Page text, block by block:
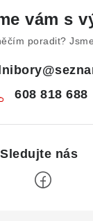
vám s
poradit?
@
608 818 688